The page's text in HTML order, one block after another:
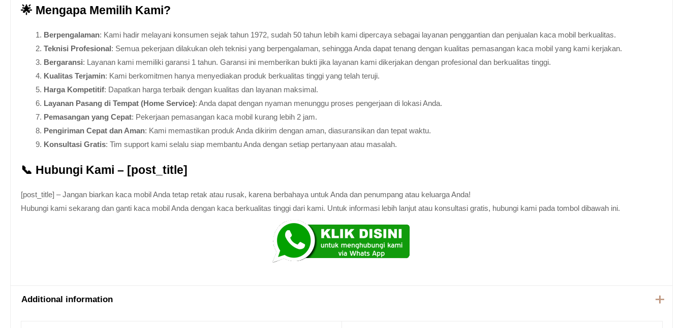
🌟 Mengapa Memilih Kami?
Berpengalaman: Kami hadir melayani konsumen sejak tahun 1972, sudah 50 tahun lebih kami dipercaya sebagai layanan penggantian dan penjualan kaca mobil berkualitas.
Teknisi Profesional: Semua pekerjaan dilakukan oleh teknisi yang berpengalaman, sehingga Anda dapat tenang dengan kualitas pemasangan kaca mobil yang kami kerjakan.
Bergaransi: Layanan kami memiliki garansi 1 tahun. Garansi ini memberikan bukti jika layanan kami dikerjakan dengan profesional dan berkualitas tinggi.
Kualitas Terjamin: Kami berkomitmen hanya menyediakan produk berkualitas tinggi yang telah teruji.
Harga Kompetitif: Dapatkan harga terbaik dengan kualitas dan layanan maksimal.
Layanan Pasang di Tempat (Home Service): Anda dapat dengan nyaman menunggu proses pengerjaan di lokasi Anda.
Pemasangan yang Cepat: Pekerjaan pemasangan kaca mobil kurang lebih 2 jam.
Pengiriman Cepat dan Aman: Kami memastikan produk Anda dikirim dengan aman, diasuransikan dan tepat waktu.
Konsultasi Gratis: Tim support kami selalu siap membantu Anda dengan setiap pertanyaan atau masalah.
📞 Hubungi Kami – [post_title]
[post_title] – Jangan biarkan kaca mobil Anda tetap retak atau rusak, karena berbahaya untuk Anda dan penumpang atau keluarga Anda!
Hubungi kami sekarang dan ganti kaca mobil Anda dengan kaca berkualitas tinggi dari kami. Untuk informasi lebih lanjut atau konsultasi gratis, hubungi kami pada tombol dibawah ini.
Additional information